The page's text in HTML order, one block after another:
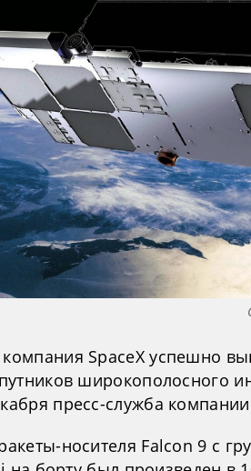
SpaceX успешно
широкополосного
пресс-служба
носителя Falcon 9 с